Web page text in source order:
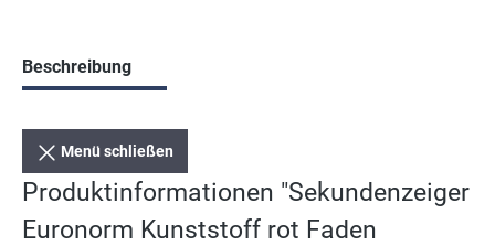
Beschreibung
Menü schließen
Produktinformationen "Sekundenzeiger
Euronorm Kunststoff rot Faden